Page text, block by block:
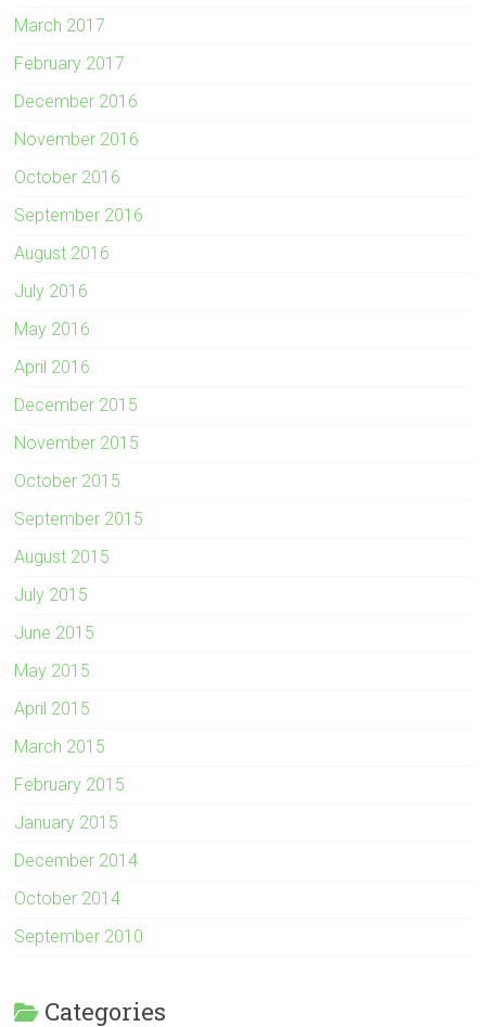
March 2017
February 2017
December 2016
November 2016
October 2016
September 2016
August 2016
July 2016
May 2016
April 2016
December 2015
November 2015
October 2015
September 2015
August 2015
July 2015
June 2015
May 2015
April 2015
March 2015
February 2015
January 2015
December 2014
October 2014
September 2010
Categories